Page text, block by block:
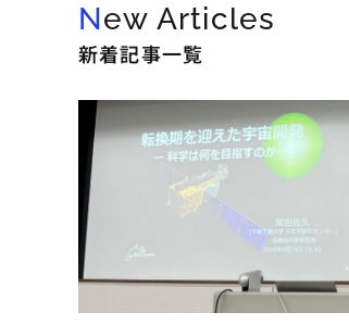
New Articles
新着記事一覧